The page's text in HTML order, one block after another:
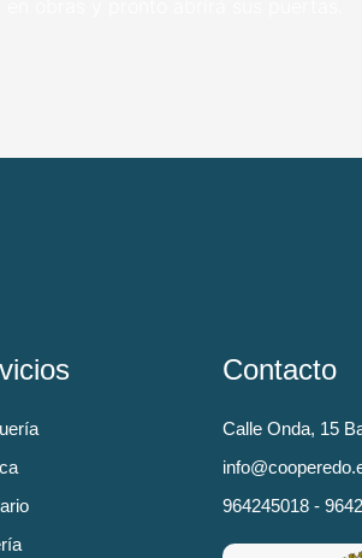
Contacto
Calle Onda, 15
964245018 -